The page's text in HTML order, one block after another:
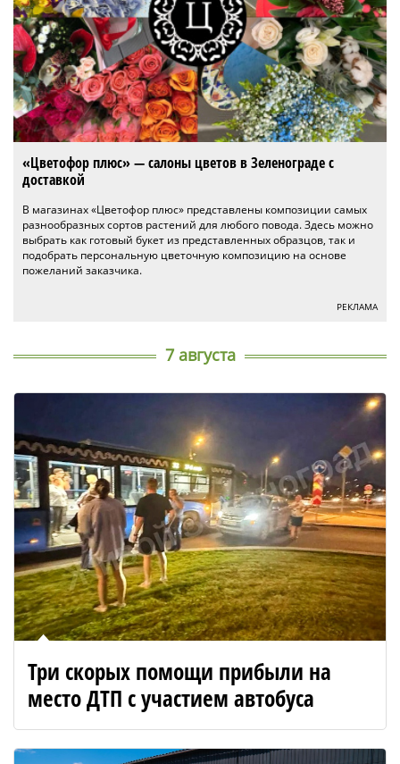
«Цветофор плюс» — салоны цветов в Зеленограде с
доставкой
В магазинах «Цветофор плюс» представлены композиции самых
разнообразных сортов растений для любого повода. Здесь можно
выбрать как готовый букет из представленных образцов, так и
подобрать персональную цветочную композицию на основе
пожеланий заказчика.
РЕКЛАМА
7 августа
Три скорых помощи прибыли на
место ДТП с участием автобуса